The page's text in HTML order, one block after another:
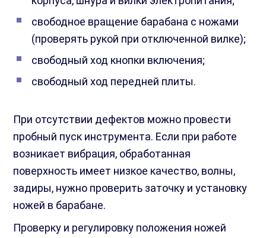
свободное вращение барабана с ножами
(проверять рукой при отключенной вилке);
свободный ход кнопки включения;
свободный ход передней плиты.
При отсутствии дефектов можно провести
пробный пуск инструмента. Если при работе
возникает вибрация, обработанная
поверхность имеет низкое качество, волны,
задиры, нужно проверить заточку и установку
ножей в барабане.
Проверку и регулировку положения ножей